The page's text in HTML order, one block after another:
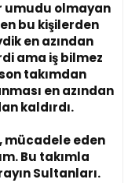
umudu olmayan
bu kişilerden
en azından
ama iş bilmez
takımdan
en azından
kaldırdı.
mücadele eden
Bu takımla
Sultanları.